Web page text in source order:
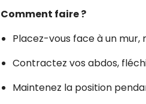
Comment faire ?
Placez-vous face à un mur,
Contractez vos abdos,
Maintenez la position